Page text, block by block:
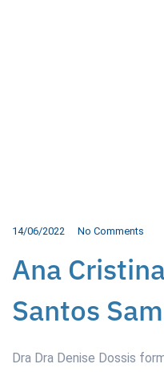
14/06/2022 No Comments
Ana
Santos
Dra Dra Denise Dossis